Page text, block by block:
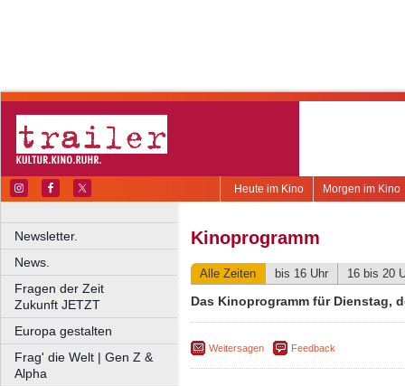
Morgen im Kino
Heute im Kino
Newsletter.
News.
Fragen der Zeit
Zukunft JETZT
Europa gestalten
Frag' die Welt | Gen Z &
Alpha
Kinoprogramm
Alle Zeiten bis 16 Uhr 16 bis 20
Das Kinoprogramm für Dienstag,
Weitersagen Feedback